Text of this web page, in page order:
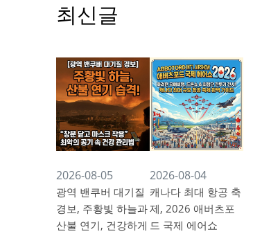
최신글
2026-08-05
광역 밴쿠버 대기질
경보, 주황빛 하늘과
산불 연기, 건강하게
2026-08-04
캐나다 최대 항공 축
제, 2026 애버츠포
드 국제 에어쇼